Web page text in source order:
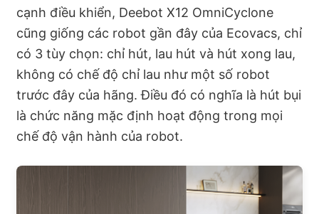
cạnh điều khiển, Deebot X12 OmniCyclone
cũng giống các robot gần đây của Ecovacs, chỉ
có 3 tùy chọn: chỉ hút, lau hút và hút xong lau,
không có chế độ chỉ lau như một số robot
trước đây của hãng. Điều đó có nghĩa là hút bụi
là chức năng mặc định hoạt động trong mọi
chế độ vận hành của robot.